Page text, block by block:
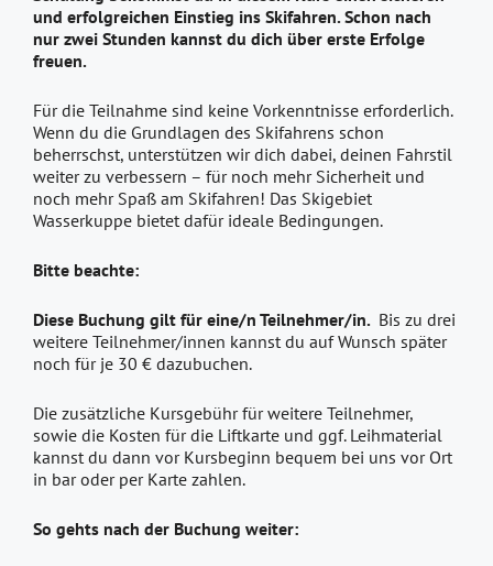
und erfolgreichen Einstieg ins Skifahren. Schon nach
nur zwei Stunden kannst du dich über erste Erfolge
freuen.
Für die Teilnahme sind keine Vorkenntnisse erforderlich.
Wenn du die Grundlagen des Skifahrens schon
beherrschst, unterstützen wir dich dabei, deinen Fahrstil
weiter zu verbessern – für noch mehr Sicherheit und
noch mehr Spaß am Skifahren! Das Skigebiet
Wasserkuppe bietet dafür ideale Bedingungen.
Bitte beachte:
Diese Buchung gilt für eine/n Teilnehmer/in. Bis zu drei
weitere Teilnehmer/innen kannst du auf Wunsch später
noch für je 30 € dazubuchen.
Die zusätzliche Kursgebühr für weitere Teilnehmer,
sowie die Kosten für die Liftkarte und ggf. Leihmaterial
kannst du dann vor Kursbeginn bequem bei uns vor Ort
in bar oder per Karte zahlen.
So gehts nach der Buchung weiter: